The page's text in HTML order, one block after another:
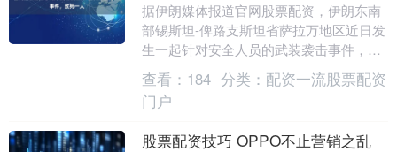
据伊朗媒体报道官网股票配资，伊朗东南
部锡斯坦-俾路支斯坦省萨拉万地区近日发
生一起针对安全人员的武装袭击事件，造
成一名安全人员死亡。报道称，一伙武装
人员乘坐车辆，....
查看： 184 分类： 配资一流股票配资
门户
股票配资技巧 OPPO不止营销之乱